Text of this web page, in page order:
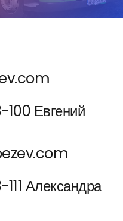
Евгений
Александра